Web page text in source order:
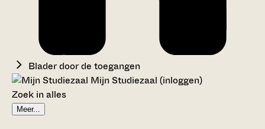
Blader door de toegangen
Mijn Studiezaal (inloggen)
Zoek in alles
Meer...